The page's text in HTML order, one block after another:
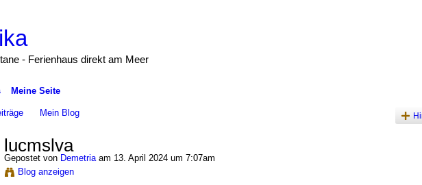
- Ferienhaus direkt am Meer
Meine Seite
Mein Blog
lucmslva
Gepostet von Demetriaam 13. April 2024 um 7:07am
Blog anzeigen